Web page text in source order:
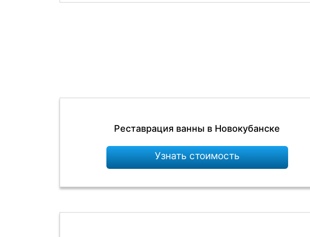
Реставрация ванны в Новокубанске
Узнать стоимость